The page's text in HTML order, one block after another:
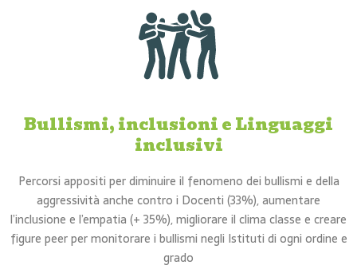
Bullismi, inclusioni e Linguaggi
inclusivi
Percorsi appositi per diminuire il fenomeno dei bullismi e della
aggressività anche contro i Docenti (33%), aumentare
l’inclusione e l’empatia (+ 35%), migliorare il clima classe e creare
figure peer per monitorare i bullismi negli Istituti di ogni ordine e
grado